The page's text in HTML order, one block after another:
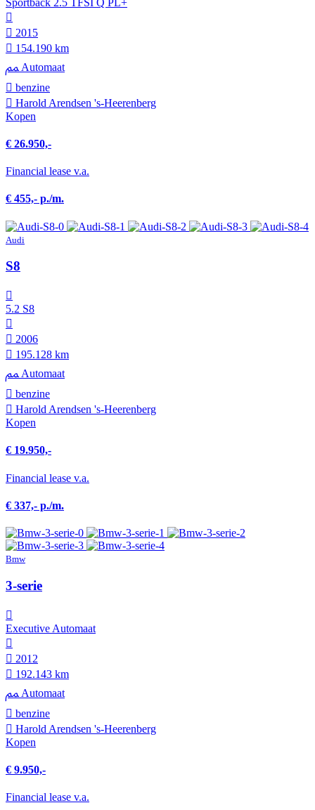
2015
154.190 km
Automaat
benzine
Harold Arendsen 's-Heerenberg
Kopen
€ 26.950,-
Financial lease v.a.
€ 455,- p./m.
Audi
S8
5.2 S8
2006
195.128 km
Automaat
benzine
Harold Arendsen 's-Heerenberg
Kopen
€ 19.950,-
Financial lease v.a.
€ 337,- p./m.
Bmw
3-serie
Executive Automaat
2012
192.143 km
Automaat
benzine
Harold Arendsen 's-Heerenberg
Kopen
€ 9.950,-
Financial lease v.a.